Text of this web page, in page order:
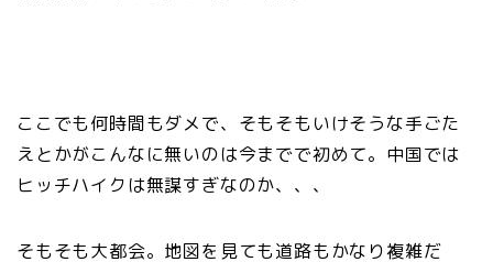
ここでも何時間もダメで、そもそもいけそうな手ごた
えとかがこんなに無いのは今までで初めて。中国では
ヒッチハイクは無謀すぎなのか、、、
そもそも大都会。地図を見ても道路もかなり複雑だ